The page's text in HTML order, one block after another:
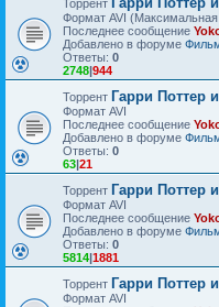
Торрент
Формат AVI (Максимальная
Последнее сообщение
Добавлено в форуме
Ответы: 0
2748|944
Торрент Гарри Поттер
Формат AVI
Последнее сообщение
Добавлено в форуме
Ответы: 0
63|21
Торрент Гарри Поттер
Формат AVI
Последнее сообщение
Добавлено в форуме
Ответы: 0
5814|1881
Торрент Гарри Поттер
Формат AVI